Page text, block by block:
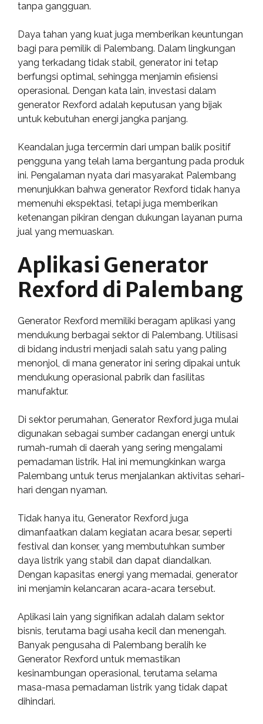
tanpa gangguan.
Daya tahan yang kuat juga memberikan keuntungan
bagi para pemilik di Palembang. Dalam lingkungan
yang terkadang tidak stabil, generator ini tetap
berfungsi optimal, sehingga menjamin efisiensi
operasional. Dengan kata lain, investasi dalam
generator Rexford adalah keputusan yang bijak
untuk kebutuhan energi jangka panjang.
Keandalan juga tercermin dari umpan balik positif
pengguna yang telah lama bergantung pada produk
ini. Pengalaman nyata dari masyarakat Palembang
menunjukkan bahwa generator Rexford tidak hanya
memenuhi ekspektasi, tetapi juga memberikan
ketenangan pikiran dengan dukungan layanan purna
jual yang memuaskan.
Aplikasi Generator
Rexford di Palembang
Generator Rexford memiliki beragam aplikasi yang
mendukung berbagai sektor di Palembang. Utilisasi
di bidang industri menjadi salah satu yang paling
menonjol, di mana generator ini sering dipakai untuk
mendukung operasional pabrik dan fasilitas
manufaktur.
Di sektor perumahan, Generator Rexford juga mulai
digunakan sebagai sumber cadangan energi untuk
rumah-rumah di daerah yang sering mengalami
pemadaman listrik. Hal ini memungkinkan warga
Palembang untuk terus menjalankan aktivitas sehari-
hari dengan nyaman.
Tidak hanya itu, Generator Rexford juga
dimanfaatkan dalam kegiatan acara besar, seperti
festival dan konser, yang membutuhkan sumber
daya listrik yang stabil dan dapat diandalkan.
Dengan kapasitas energi yang memadai, generator
ini menjamin kelancaran acara-acara tersebut.
Aplikasi lain yang signifikan adalah dalam sektor
bisnis, terutama bagi usaha kecil dan menengah.
Banyak pengusaha di Palembang beralih ke
Generator Rexford untuk memastikan
kesinambungan operasional, terutama selama
masa-masa pemadaman listrik yang tidak dapat
dihindari.